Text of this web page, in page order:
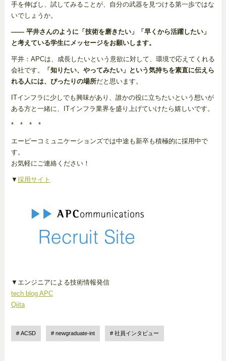
手を伸ばし、試してみることが、自分の武器を見つける第一歩ではな
いでしょうか。
―― 平井さんのように「技術を磨きたい」「早くから活躍したい」
と考えている学生にメッセージをお願いします。
平井：APCは、成長したいという意欲に対して、環境で応えてくれる
会社です。
「知りたい、やってみたい」という気持ちを素直に伝えら
れる人には、ぴったりの場所だと思います。
ITインフラに少しでも興味があり、誰かの役に立ちたいという想いが
ある方と一緒に、ITインフラ業界を盛り上げていけたら嬉しいです。
* * * *
エーピーコミュニケーションズでは中途も新卒も積極的に採用中で
す。
お気軽にご連絡ください！
▼ 採用サイト
▼エンジニアによる技術情報発信
tech blog APC
Qiita
ACSD newgraduate-int 社員インタビュー